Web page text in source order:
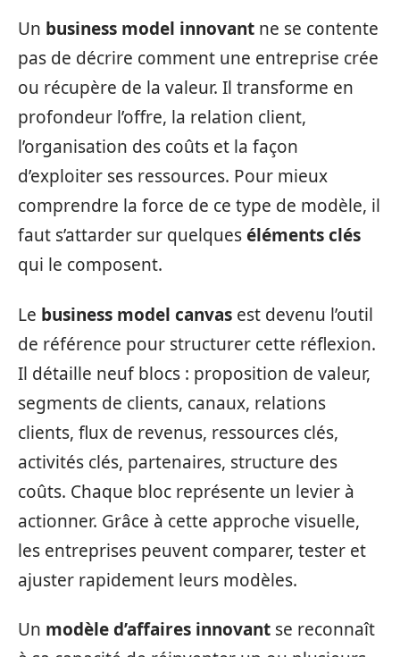
Un business model innovant ne se contente
pas de décrire comment une entreprise crée
ou récupère de la valeur. Il transforme en
profondeur l’offre, la relation client,
l’organisation des coûts et la façon
d’exploiter ses ressources. Pour mieux
comprendre la force de ce type de modèle, il
faut s’attarder sur quelqueséléments clés
qui le composent.
Le business model canvas est devenu l’outil
de référence pour structurer cette réflexion.
Il détaille neuf blocs : proposition de valeur,
segments de clients, canaux, relations
clients, flux de revenus, ressources clés,
activités clés, partenaires, structure des
coûts. Chaque bloc représente un levier à
actionner. Grâce à cette approche visuelle,
les entreprises peuvent comparer, tester et
ajuster rapidement leurs modèles.
Un modèle d’affaires innovant se reconnaît